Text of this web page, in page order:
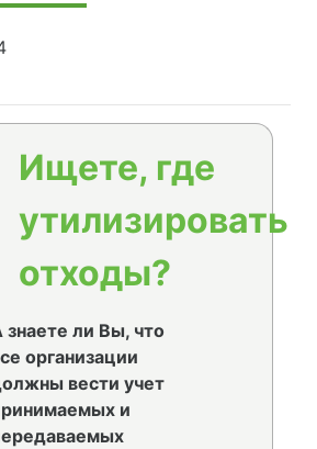
Ищете, где
утилизировать
отходы?
знаете ли Вы, что
организации
вести учет
и